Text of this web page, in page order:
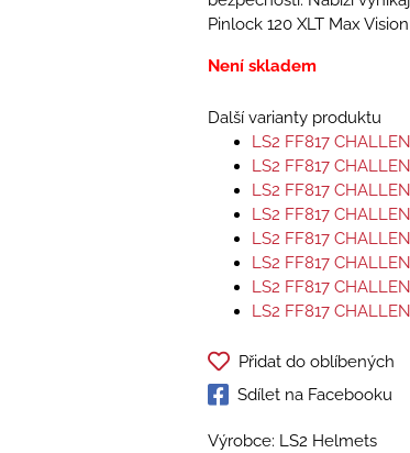
Pinlock 120 XLT Max
Není skladem
Další varianty produktu
LS2 FF817
LS2 FF817
LS2 FF817
LS2 FF817
LS2 FF817
LS2 FF817
LS2 FF817
LS2 FF817
Přidat do oblíbených
Sdílet na Facebooku
Výrobce: LS2 Helmets